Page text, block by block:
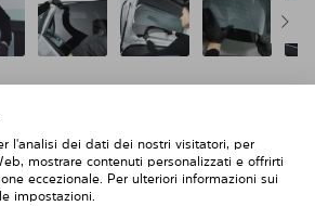
niente colla, niente bolle, niente
intelligente della pellicola solare
l'analisi dei dati dei nostri visitatori, per
mostrare contenuti personalizzati e offrirti
eccezionale. Per ulteriori informazioni sui
impostazioni.